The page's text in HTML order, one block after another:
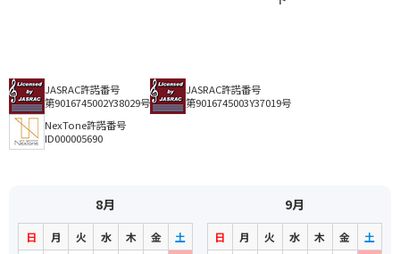
JASRAC許諾番号
第9016745002Y38029号
JASRAC許諾番号
第9016745003Y37019号
NexTone許諾番号
ID000005690
8月
日 月 火 水 木 金
土
9月
日 月 火 水 木 金
土